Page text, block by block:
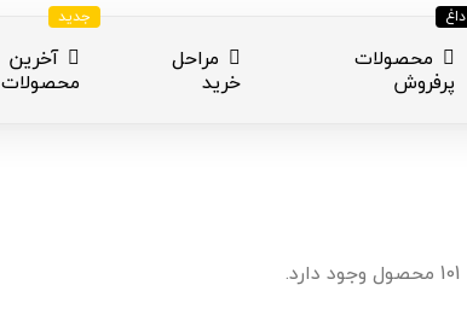
محصولات
پرفروش
داغ
مراحل
خرید
آخرین
محصولات
جدید
101 محصول وجود دارد.